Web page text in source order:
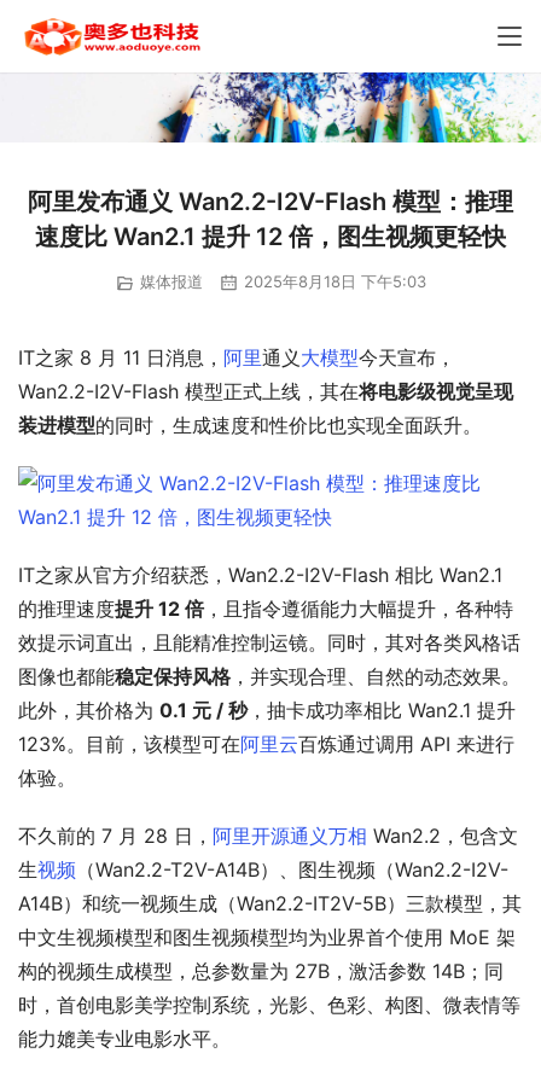
阿里发布通义 Wan2.2-I2V-Flash 模型：推理
速度比 Wan2.1 提升 12 倍，图生视频更轻快
媒体报道 2025年8月18日 下午5:03
IT之家 8 月 11 日消息， 阿里通义 大模型今天宣布，
Wan2.2-I2V-Flash 模型正式上线，其在将电影级视觉呈现
装进模型的同时，生成速度和性价比也实现全面跃升。
IT之家从官方介绍获悉，Wan2.2-I2V-Flash 相比 Wan2.1
的推理速度提升 12 倍，且指令遵循能力大幅提升，各种特
效提示词直出，且能精准控制运镜。同时，其对各类风格话
图像也都能稳定保持风格 ，并实现合理、自然的动态效果。
此外，其价格为 0.1 元 / 秒，抽卡成功率相比 Wan2.1 提升
123%。目前，该模型可在阿里云百炼通过调用 API 来进行
体验。
不久前的 7 月 28 日， 阿里开源通义万相 Wan2.2，包含文
生视频 （Wan2.2-T2V-A14B）、图生视频（Wan2.2-I2V-
A14B）和统一视频生成（Wan2.2-IT2V-5B）三款模型，其
中文生视频模型和图生视频模型均为业界首个使用 MoE 架
构的视频生成模型，总参数量为 27B，激活参数 14B；同
时，首创电影美学控制系统，光影、色彩、构图、微表情等
能力媲美专业电影水平。